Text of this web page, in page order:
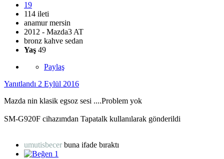
19
114 ileti
anamur mersin
2012 - Mazda3 AT
bronz kahve sedan
Yaş 49
Paylaş
Yanıtlandı 2 Eylül 2016
Mazda nin klasik egsoz sesi ....Problem yok
SM-G920F cihazımdan Tapatalk kullanılarak gönderildi
umutisbecer buna ifade bıraktı
1